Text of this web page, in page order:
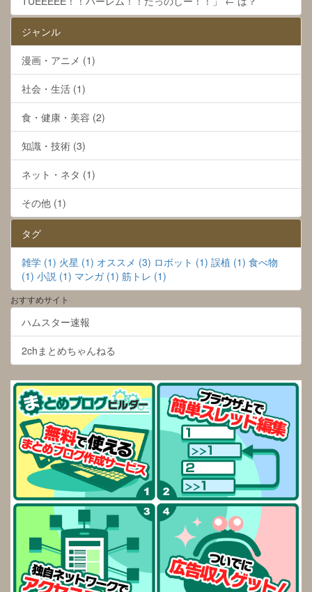
ジャンル
漫画・アニメ (1)
社会・生活 (1)
食・健康・美容 (2)
知識・技術 (3)
ネット・ネタ (1)
その他 (1)
タグ
雑学 (1) 火星 (1) オススメ (3) ロボット (1) 誤植 (1) 食べ物
(1) 小説 (1) マンガ (1) 筋トレ (1)
おすすめサイト
ハムスター速報
2chまとめちゃんねる